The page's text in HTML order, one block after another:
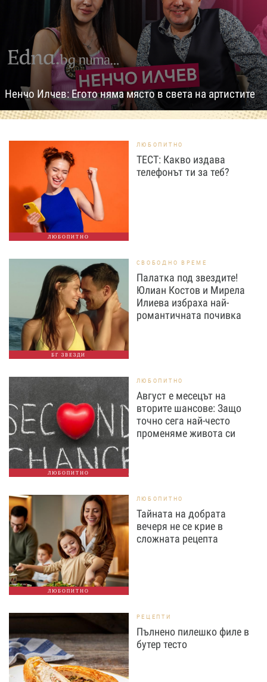
Ненчо Илчев: Егото няма място в света на артистите
ЛЮБОПИТНО
ЛЮБОПИТНО
ТЕСТ: Какво издава
телефонът ти за теб?
БГ ЗВЕЗДИ
СВОБОДНО ВРЕМЕ
Палатка под звездите!
Юлиан Костов и Мирела
Илиева избраха най-
романтичната почивка
ЛЮБОПИТНО
ЛЮБОПИТНО
Август е месецът на
вторите шансове: Защо
точно сега най-често
променяме живота си
ЛЮБОПИТНО
ЛЮБОПИТНО
Тайната на добрата
вечеря не се крие в
сложната рецепта
РЕЦЕПТИ
Пълнено пилешко филе в
бутер тесто